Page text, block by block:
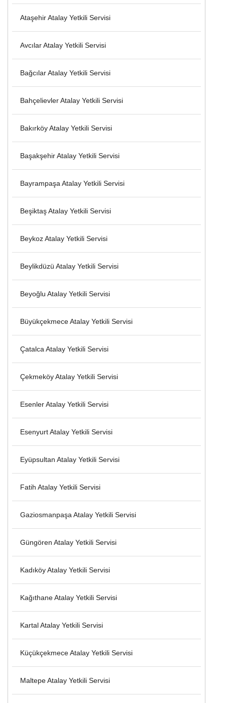
Ataşehir Atalay Yetkili Servisi
Avcılar Atalay Yetkili Servisi
Bağcılar Atalay Yetkili Servisi
Bahçelievler Atalay Yetkili Servisi
Bakırköy Atalay Yetkili Servisi
Başakşehir Atalay Yetkili Servisi
Bayrampaşa Atalay Yetkili Servisi
Beşiktaş Atalay Yetkili Servisi
Beykoz Atalay Yetkili Servisi
Beylikdüzü Atalay Yetkili Servisi
Beyoğlu Atalay Yetkili Servisi
Büyükçekmece Atalay Yetkili Servisi
Çatalca Atalay Yetkili Servisi
Çekmeköy Atalay Yetkili Servisi
Esenler Atalay Yetkili Servisi
Esenyurt Atalay Yetkili Servisi
Eyüpsultan Atalay Yetkili Servisi
Fatih Atalay Yetkili Servisi
Gaziosmanpaşa Atalay Yetkili Servisi
Güngören Atalay Yetkili Servisi
Kadıköy Atalay Yetkili Servisi
Kağıthane Atalay Yetkili Servisi
Kartal Atalay Yetkili Servisi
Küçükçekmece Atalay Yetkili Servisi
Maltepe Atalay Yetkili Servisi